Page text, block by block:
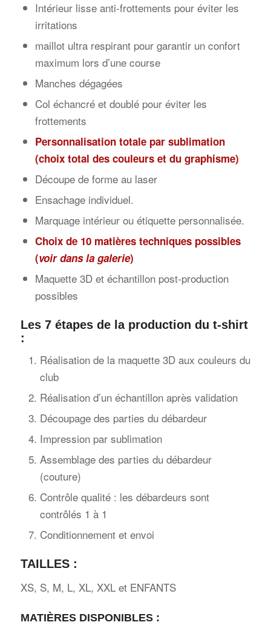
Intérieur lisse anti-frottements pour éviter les
irritations
maillot ultra respirant pour garantir un confort
maximum lors d’une course
Manches dégagées
Col échancré et doublé pour éviter les
frottements
Personnalisation totale par sublimation
(choix total des couleurs et du graphisme)
Découpe de forme au laser
Ensachage individuel.
Marquage intérieur ou étiquette personnalisée.
Choix de 10 matières techniques possibles
(voir dans la galerie)
Maquette 3D et échantillon post-production
possibles
Les 7 étapes de la production du t-shirt
:
Réalisation de la maquette 3D aux couleurs du
club
Réalisation d’un échantillon après validation
Découpage des parties du débardeur
Impression par sublimation
Assemblage des parties du débardeur
(couture)
Contrôle qualité : les débardeurs sont
contrôlés 1 à 1
Conditionnement et envoi
TAILLES :
XS, S, M, L, XL, XXL et ENFANTS
MATIÈRESDISPONIBLES :